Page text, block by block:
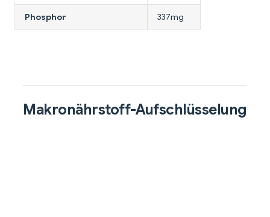
Phosphor 337mg
Makronährstoff-Aufschlüsselung